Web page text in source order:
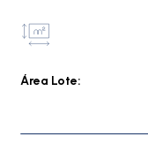
Área Lote: